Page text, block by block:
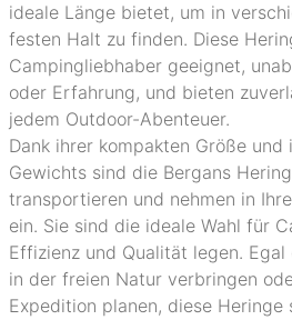
ideale Länge bietet, um in
festen Halt zu finden. Diese
Campingliebhaber geeignet,
oder Erfahrung, und bieten
jedem Outdoor-Abenteuer.
Dank ihrer kompakten Größe und
Gewichts sind die Bergans
transportieren und nehmen in
ein. Sie sind die ideale Wahl für
Effizienz und Qualität legen. Egal
in der freien Natur verbringen
Expedition planen, diese Heringe